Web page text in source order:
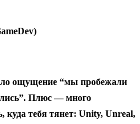
ощущение “мы пробежали
Плюс — много
куда тебя тянет: Unity, Unreal,